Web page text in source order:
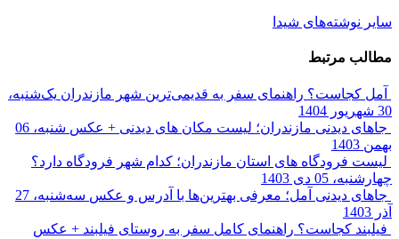
سایر نوشته‌های شیدا
مطالب مرتبط
آمل کجاست؟ راهنمای سفر به قدیمی‌ترین شهر مازندران یک‌شنبه،
30 شهریور 1404
جاهای دیدنی مازندران؛ لیست مکان های دیدنی + عکس
شنبه، 06
بهمن 1403
لیست فرودگاه های استان مازندران؛ کدام شهر فرودگاه دارد؟
چهارشنبه، 05 دی 1403
جاهای دیدنی آمل؛ معرفی بهترین‌ها با آدرس و عکس
سه‌شنبه، 27
آذر 1403
فیلبند کجاست؟ راهنمای کامل سفر به روستای فیلبند + عکس